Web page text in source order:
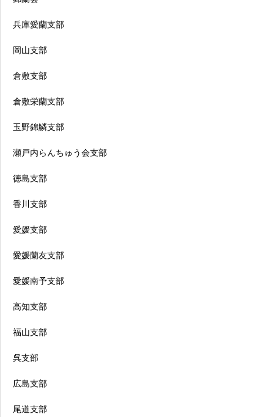
兵庫愛蘭支部
岡山支部
倉敷支部
倉敷栄蘭支部
玉野錦鱗支部
瀬戸内らんちゅう会支部
徳島支部
香川支部
愛媛支部
愛媛蘭友支部
愛媛南予支部
高知支部
福山支部
呉支部
広島支部
尾道支部